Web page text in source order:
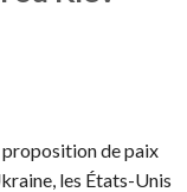
proposition de paix
les États-Unis